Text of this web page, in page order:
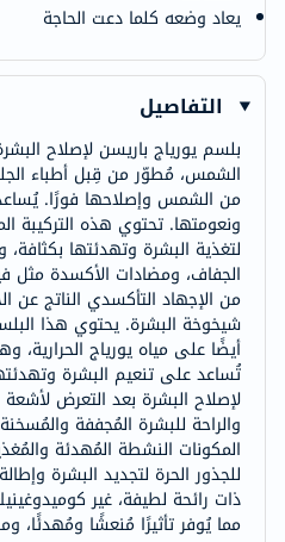
يعاد وضعه كلما دعت الحاجة
التفاصيل
بلسم يورياج باريسن لإصلاح
الشمس، مُطوّر من قِبل أطباء
من الشمس وإصلاحها فورًا.
ونعومتها. تحتوي هذه التركيبة
لتغذية البشرة وتهدئتها
من الإجهاد التأكسدي الناتج عن
شيخوخة البشرة. يحتوي هذا
تُساعد على تنعيم البشرة
لإصلاح البشرة بعد التعرض
والراحة للبشرة المُجففة
المكونات النشطة المُهدئة
للجذور الحرة لتجديد البشرة
ذات رائحة لطيفة، غير
مما يُوفر تأثيرًا مُنعشًا ومُهدئًا،